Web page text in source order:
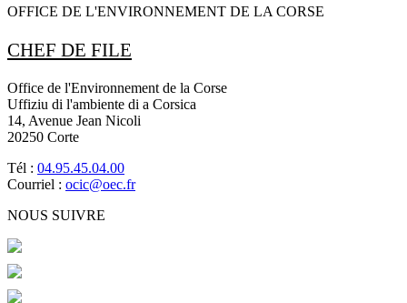
OFFICE DE L'ENVIRONNEMENT DE LA CORSE
CHEF DE FILE
Office de l'Environnement de la Corse
Uffiziu di l'ambiente di a Corsica
14, Avenue Jean Nicoli
20250 Corte
Tél : 04.95.45.04.00
Courriel : ocic@oec.fr
NOUS SUIVRE